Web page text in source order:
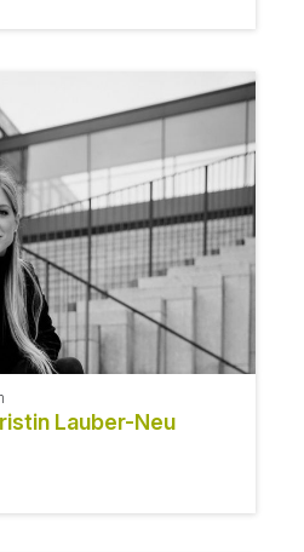
Lauber-Neu